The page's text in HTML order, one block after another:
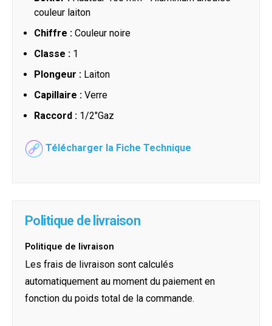
couleur laiton
Chiffre : Couleur noire
Classe : 1
Plongeur : Laiton
Capillaire : Verre
Raccord : 1/2"Gaz
Télécharger la Fiche Technique
Politique de livraison
Politique de livraison
Les frais de livraison sont calculés
automatiquement au moment du paiement en
fonction du poids total de la commande.